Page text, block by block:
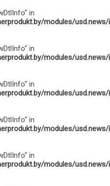
in
modules/usd.news/
in
modules/usd.news/
in
modules/usd.news/
in
modules/usd.news/
in
modules/usd.news/